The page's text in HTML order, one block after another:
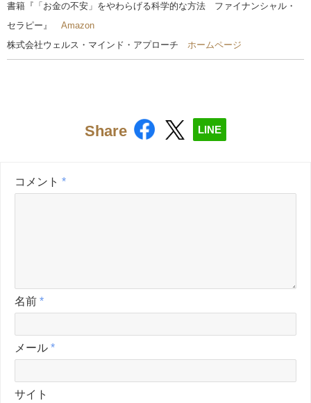
書籍『「お金の不安」をやわらげる科学的な方法 ファイナンシャル・
セラピー』 Amazon
株式会社ウェルス・マインド・アプローチ ホームページ
Share LINE
コメント *
名前 *
メール *
サイト